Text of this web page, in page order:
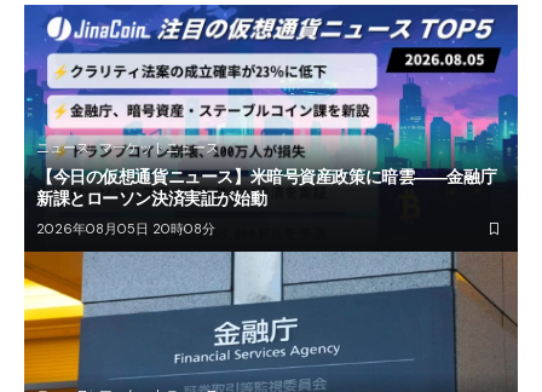
ニュース マーケットニュース
【今日の仮想通貨ニュース】米暗号資産政策に暗雲――金融庁
新課とローソン決済実証が始動
2026年08月05日 20時08分